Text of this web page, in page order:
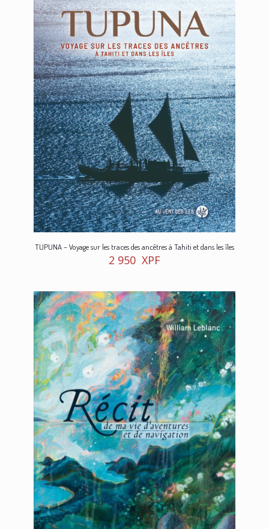
TUPUNA – Voyage sur les traces des ancêtres à Tahiti et dans les îles
2 950 XPF